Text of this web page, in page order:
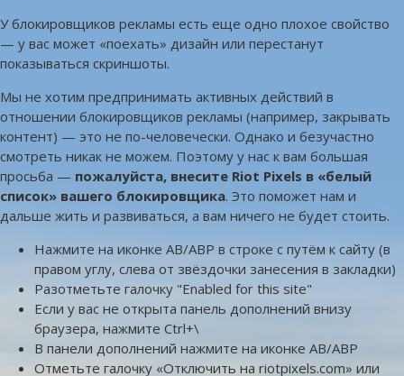
У блокировщиков рекламы есть еще одно плохое свойство
— у вас может «поехать» дизайн или перестанут
показываться скриншоты.
Мы не хотим предпринимать активных действий в
отношении блокировщиков рекламы (например, закрывать
контент) — это не по-человечески. Однако и безучастно
смотреть никак не можем. Поэтому у нас к вам большая
просьба — пожалуйста, внесите Riot Pixels в «белый
список» вашего блокировщика. Это поможет нам и
дальше жить и развиваться, а вам ничего не будет стоить.
Нажмите на иконке AB/ABP в строке с путём к сайту (в
правом углу, слева от звёздочки занесения в закладки)
Разотметьте галочку "Enabled for this site"
Если у вас не открыта панель дополнений внизу
браузера, нажмите Ctrl+\
В панели дополнений нажмите на иконке AB/ABP
Отметьте галочку «Отключить на riotpixels.com» или